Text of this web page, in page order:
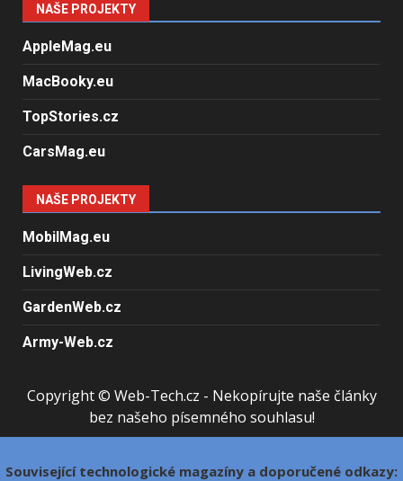
NAŠE PROJEKTY
AppleMag.eu
MacBooky.eu
TopStories.cz
CarsMag.eu
NAŠE PROJEKTY
MobilMag.eu
LivingWeb.cz
GardenWeb.cz
Army-Web.cz
Copyright © Web-Tech.cz - Nekopírujte naše články
bez našeho písemného souhlasu!
Související technologické magazíny a doporučené odkazy: